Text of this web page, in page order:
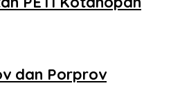
dan Porprov